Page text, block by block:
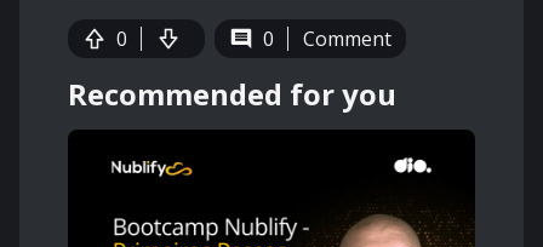
0 0 Comment
Recommended for you